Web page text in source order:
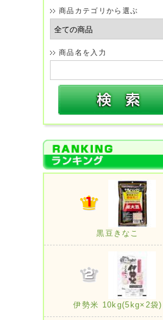
商品カテゴリから選ぶ
商品名を入力
黒豆きなこ
伊勢米 10kg(5kg×2袋)